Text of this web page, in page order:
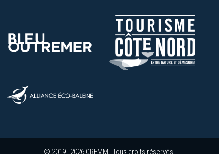
© 2019 - 2026 GREMM - Tous droits réservés.